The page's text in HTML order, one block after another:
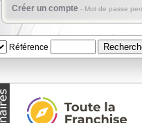
Créer un compte - Mot de passe
Référence